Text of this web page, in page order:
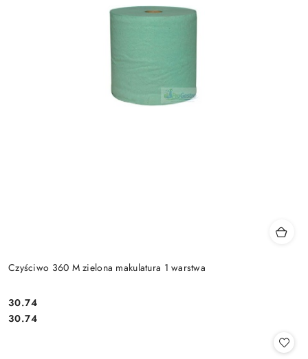
Czyściwo 360 M zielona makulatura 1 warstwa
Cena:
30.74
Cena:
30.74